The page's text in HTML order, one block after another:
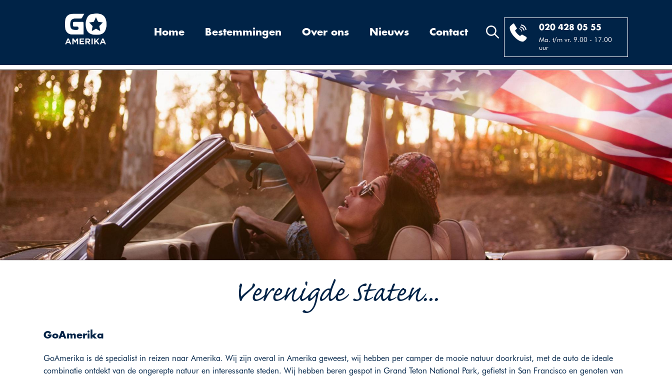
020 428 05 55
Ma. t/m vr. 9.00 - 17.00
uur
Home Bestemmingen Over ons Nieuws Contact
Verenigde Staten...
GoAmerika
GoAmerika is dé specialist in reizen naar Amerika. Wij zijn overal in Amerika geweest, wij hebben per camper de mooie natuur doorkruist, met de auto de ideale
combinatie ontdekt van de ongerepte natuur en interessante steden. Wij hebben beren gespot in Grand Teton National Park, gefietst in San Francisco en genoten van